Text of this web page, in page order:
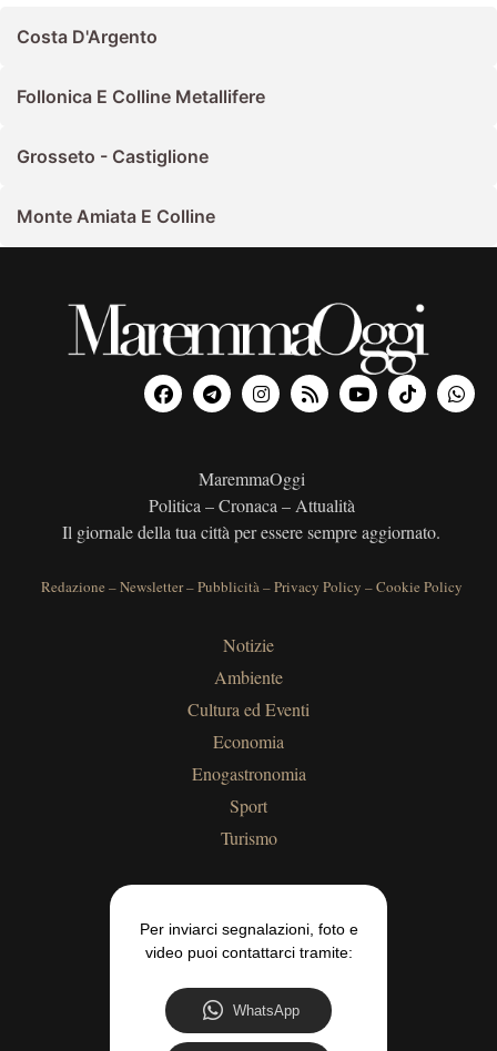
Costa D'Argento
Follonica E Colline Metallifere
Grosseto - Castiglione
Monte Amiata E Colline
MaremmaOggi
Politica – Cronaca – Attualità
Il giornale della tua città per essere sempre aggiornato.
Redazione –Newsletter–Pubblicità–Privacy Policy –Cookie Policy
Notizie
Ambiente
Cultura ed Eventi
Economia
Enogastronomia
Sport
Turismo
Per inviarci segnalazioni, foto e
video puoi contattarci tramite:
WhatsApp